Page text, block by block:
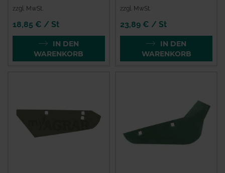
zzgl. MwSt.
18,85 € / St
IN DEN
WARENKORB
zzgl. MwSt.
23,89 € / St
IN DEN
WARENKORB